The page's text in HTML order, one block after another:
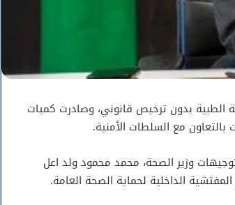
الطبية بدون ترخيص قانوني، وصادرت كميات
مع السلطات الأمنية.
وزير الصحة، محمد محمود ولد اعل
الداخلية لحماية الصحة العامة.